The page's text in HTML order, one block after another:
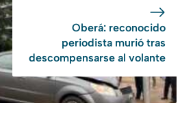
Oberá: reconocido
periodista murió tras
descompensarse al volante